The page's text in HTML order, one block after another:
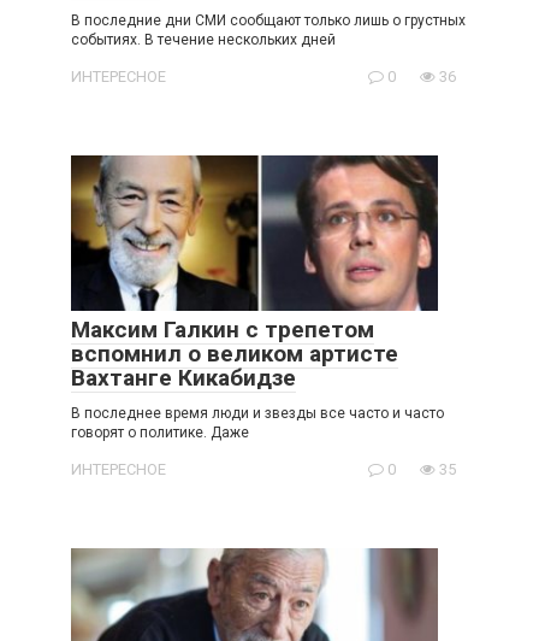
В последние дни СМИ сообщают только лишь о грустных
событиях. В течение нескольких дней
ИНТЕРЕСНОЕ 0 36
Максим Галкин с трепетом
вспомнил о великом артисте
Вахтанге Кикабидзе
В последнее время люди и звезды все часто и часто
говорят о политике. Даже
ИНТЕРЕСНОЕ 0 35